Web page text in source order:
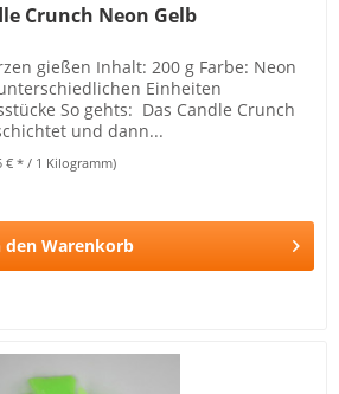
Crunch Neon Gelb
gießen Inhalt: 200 g Farbe: Neon
Einheiten
So gehts: Das Candle Crunch
und dann...
€ * / 1 Kilogramm)
den Warenkorb